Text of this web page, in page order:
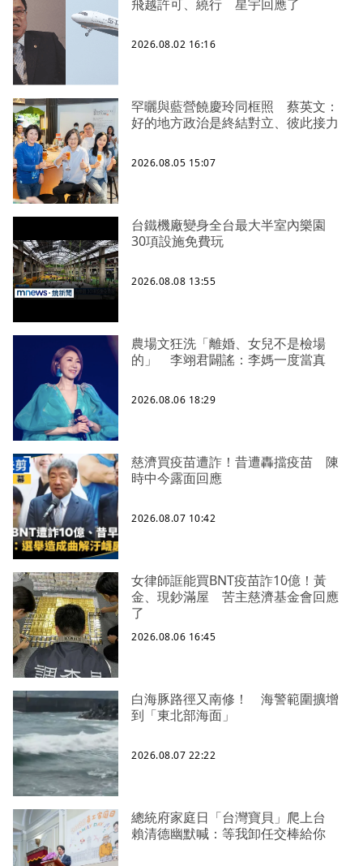
飛越許可、繞行 星宇回應了
2026.08.02 16:16
罕曬與藍營饒慶玲同框照 蔡英文：
好的地方政治是終結對立、彼此接力
2026.08.05 15:07
台鐵機廠變身全台最大半室內樂園
30項設施免費玩
2026.08.08 13:55
農場文狂洗「離婚、女兒不是檢場
的」 李翊君闢謠：李媽一度當真
2026.08.06 18:29
慈濟買疫苗遭詐！昔遭轟擋疫苗 陳
時中今露面回應
2026.08.07 10:42
女律師誆能買BNT疫苗詐10億！黃
金、現鈔滿屋 苦主慈濟基金會回應
了
2026.08.06 16:45
白海豚路徑又南修！ 海警範圍擴增
到「東北部海面」
2026.08.07 22:22
總統府家庭日「台灣寶貝」爬上台
賴清德幽默喊：等我卸任交棒給你